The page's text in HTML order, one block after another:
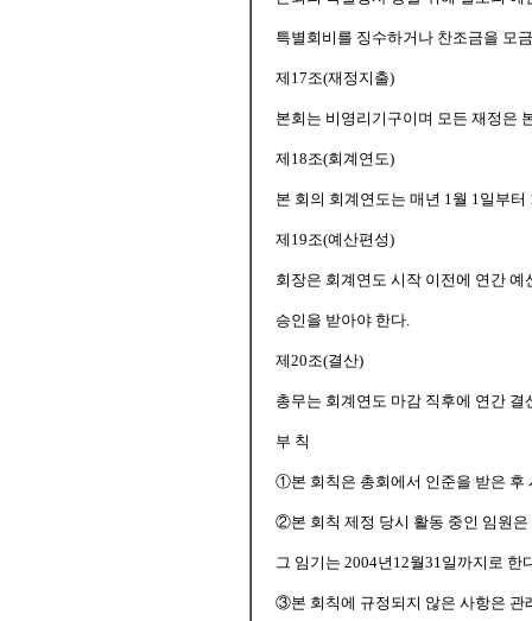
특별회비를 징수하거나 찬조금을 모
제17조(재정지출)
본회는 비영리기구이며 모든 재정은
제18조(회계연도)
본 회의 회계연도는 매년 1월 1일부터
제19조(예산편성)
회장은 회계연도 시작 이전에 연간
승인을 받아야 한다.
제20조(결산)
총무는 회계연도 마감 직후에 연간
부 칙
①본 회칙은 총회에서 인준을 받은 후
②본 회칙 제정 당시 활동 중인 임원
그 임기는 2004년12월31일까지로 한
③본 회칙에 규정되지 않은 사항은 관